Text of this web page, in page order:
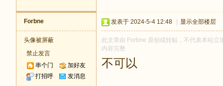
Forbne
头像被屏蔽
禁止发言
串个门
加好友
打招呼
发消息
发表于 2024-5-4 12:48 显示全部楼层
此文章由 Forbne 原创或转贴，不代表本站
内容完整
不可以